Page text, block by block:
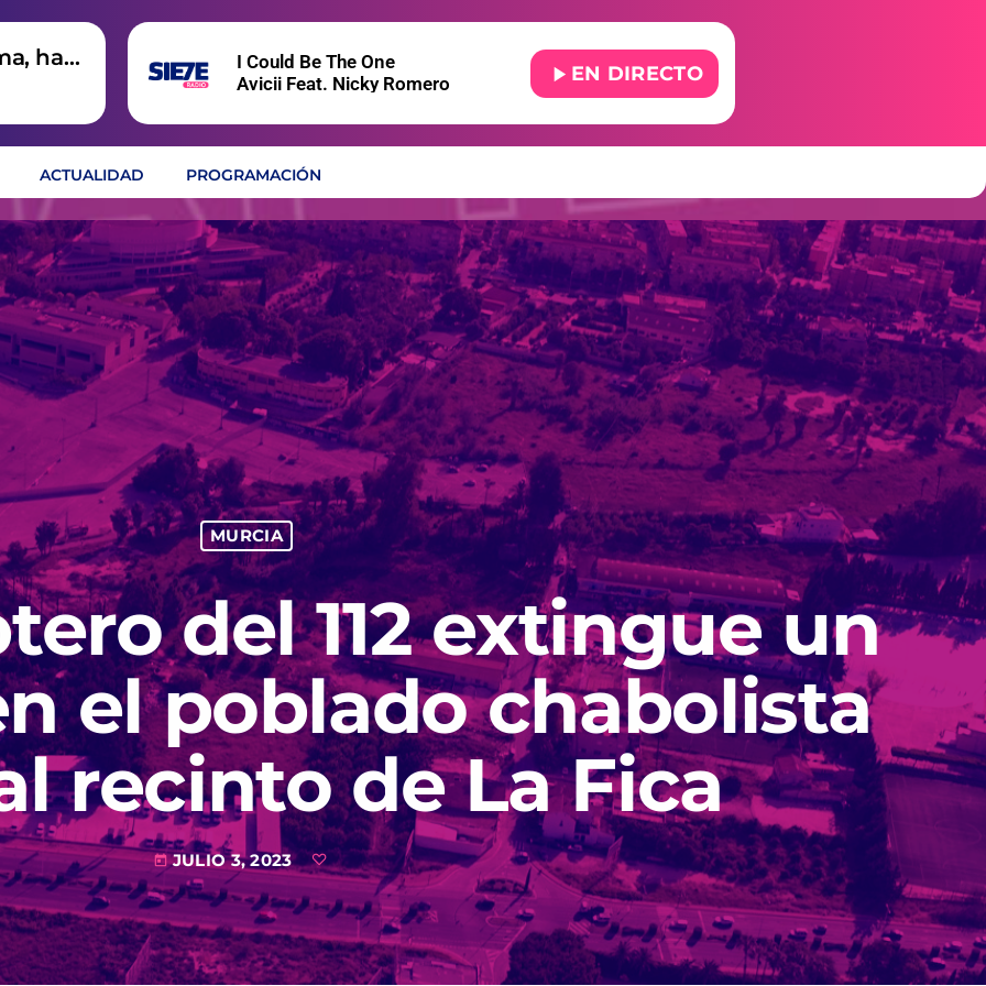
hay
I Could Be The One
Avicii Feat. Nicky Romero
play_arrow EN DIRECTO
ACTUALIDAD PROGRAMACIÓN
MURCIA
del 112 extingue un
el poblado chabolista
recinto de La Fica
today JULIO 3, 2023